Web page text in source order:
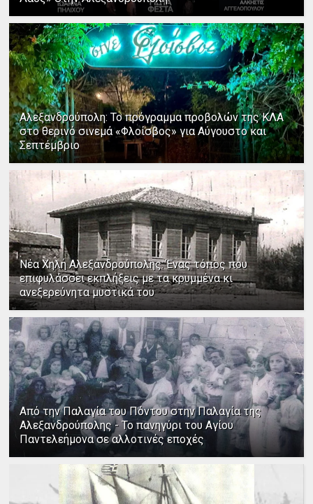
Αλεξανδρούπολη: Το πρόγραμμα προβολών της ΚΛΑ
στο θερινό σινεμά «Φλοίσβος» για Αύγουστο και
Σεπτέμβριο
Νέα Χηλή Αλεξανδρούπολης: Ένας τόπος που
επιφυλάσσει εκπλήξεις με τα κρυμμένα κι
ανεξερεύνητα μυστικά του
Από την Παλαγία του Πόντου στην Παλαγία της
Αλεξανδρούπολης - Το πανηγύρι του Αγίου
Παντελεήμονα σε αλλοτινές εποχές